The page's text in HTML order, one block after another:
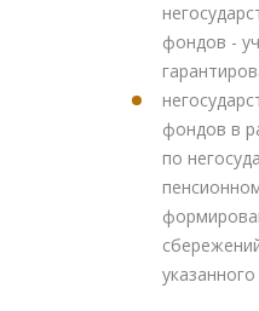
фондов -
фондов в
по